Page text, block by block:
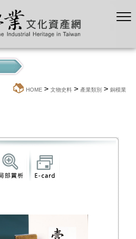
HOME > 文物史料 > 產業類別 > 銅模業